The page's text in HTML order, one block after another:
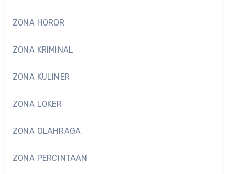
ZONA HOROR
ZONA KRIMINAL
ZONA KULINER
ZONA LOKER
ZONA OLAHRAGA
ZONA PERCINTAAN